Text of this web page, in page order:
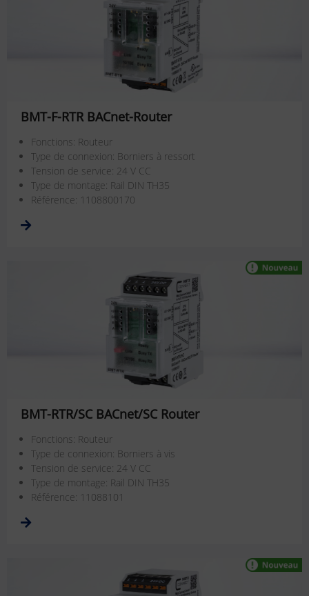
BMT-F-RTR BACnet-Router
Fonctions: Routeur
Type de connexion: Borniers à ressort
Tension de service: 24 V CC
Type de montage: Rail DIN TH35
Référence: 1108800170
BMT-RTR/SC BACnet/SC Router
Fonctions: Routeur
Type de connexion: Borniers à vis
Tension de service: 24 V CC
Type de montage: Rail DIN TH35
Référence: 11088101